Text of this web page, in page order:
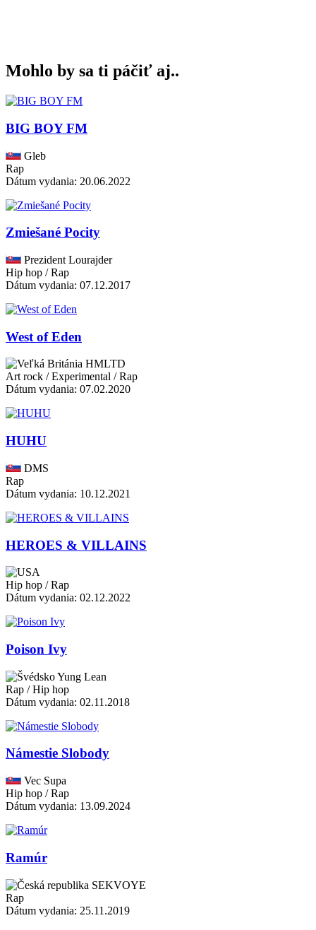
Mohlo by sa ti páčiť aj..
BIG BOY FM
Gleb
Rap
Dátum vydania: 20.06.2022
Zmiešané Pocity
Prezident Lourajder
Hip hop / Rap
Dátum vydania: 07.12.2017
West of Eden
HMLTD
Art rock / Experimental / Rap
Dátum vydania: 07.02.2020
HUHU
DMS
Rap
Dátum vydania: 10.12.2021
HEROES & VILLAINS
Hip hop / Rap
Dátum vydania: 02.12.2022
Poison Ivy
Yung Lean
Rap / Hip hop
Dátum vydania: 02.11.2018
Námestie Slobody
Vec Supa
Hip hop / Rap
Dátum vydania: 13.09.2024
Ramúr
SEKVOYE
Rap
Dátum vydania: 25.11.2019